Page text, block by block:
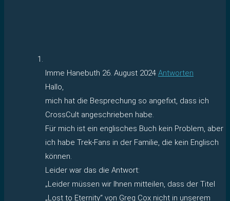
Imme Hanebuth 26. August 2024 Antworten
Hallo,
mich hat die Besprechung so angefixt, dass ich
CrossCult angeschrieben habe.
Für mich ist ein englisches Buch kein Problem, aber
ich habe Trek-Fans in der Familie, die kein Englisch
können.
Leider war das die Antwort:
„Leider müssen wir Ihnen mitteilen, dass der Titel
„Lost to Eternity“ von Greg Cox nicht in unserem